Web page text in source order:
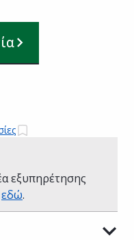
εξυπηρέτησης
εδώ.